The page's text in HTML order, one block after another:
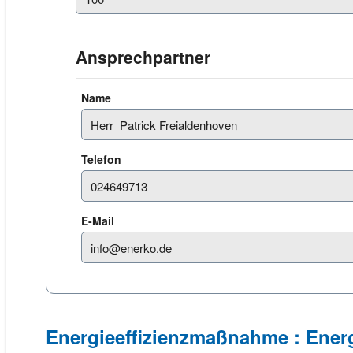
Ansprechpartner
Name
Telefon
E-Mail
Energieeffizienzmaßnahme :